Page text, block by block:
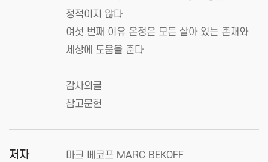
정적이지 않다
여섯 번째 이유 온정은 모든 살아 있는 존재와
세상에 도움을 준다
감사의글
참고문헌
저자 마크 베코프 MARC BEKOFF